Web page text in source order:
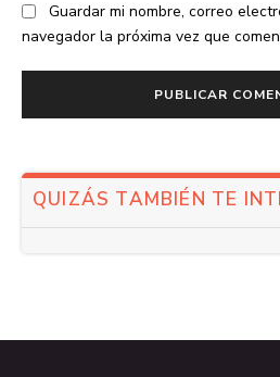
Guardar mi nombre, correo
navegador la próxima vez que
QUIZÁS TAMBIÉN TE